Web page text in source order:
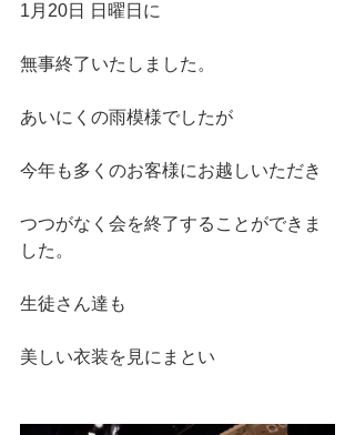
1月20日 日曜日に
無事終了いたしました。
あいにくの雨模様でしたが
今年も多くのお客様にお越しいただき
つつがなく会を終了することができま
した。
生徒さん達も
美しい衣装を見にまとい